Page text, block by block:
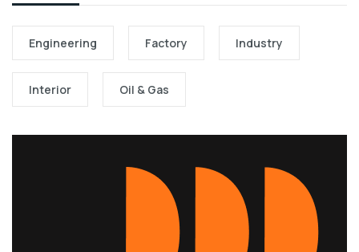
Engineering Factory Industry
Interior Oil & Gas